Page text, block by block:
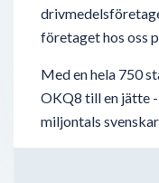
företaget hos oss
Med en hela 750
OKQ8 till en jätte
miljontals
förutom drivmedel
laddstationer för